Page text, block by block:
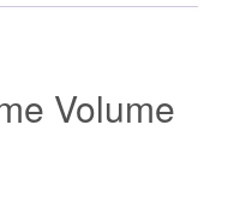
Volume